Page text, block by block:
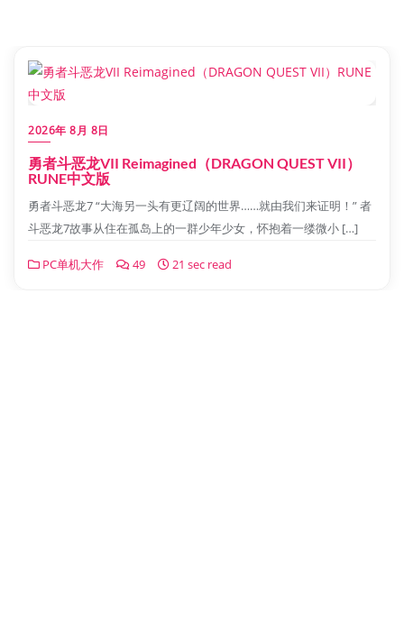
2026年 8月 8日
勇者斗恶龙VII Reimagined（DRAGON QUEST VII）
RUNE中文版
勇者斗恶龙7 “大海另一头有更辽阔的世界……就由我们来证明！” 者
斗恶龙7故事从住在孤岛上的一群少年少女，怀抱着一缕微小 […]
PC单机大作 49 21 sec read